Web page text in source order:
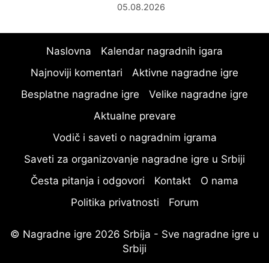
05.08.2026
Naslovna
Kalendar nagradnih igara
Najnoviji komentari
Aktivne nagradne igre
Besplatne nagradne igre
Velike nagradne igre
Aktualne prevare
Vodič i saveti o nagradnim igrama
Saveti za organizovanje nagradne igre u Srbiji
Česta pitanja i odgovori
Kontakt
O nama
Politika privatnosti
Forum
© Nagradne igre 2026 Srbija - Sve nagradne igre u
Srbiji